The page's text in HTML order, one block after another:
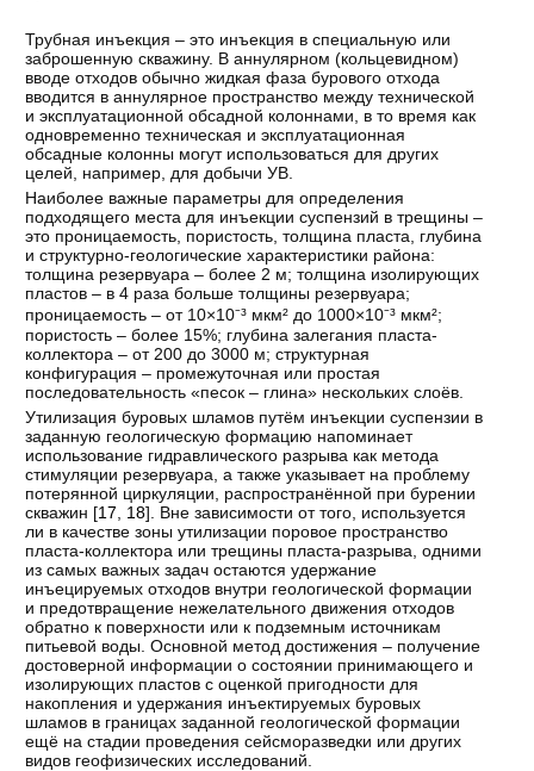
Трубная инъекция – это инъекция в специальную или
заброшенную скважину. В аннулярном (кольцевидном)
вводе отходов обычно жидкая фаза бурового отхода
вводится в аннулярное пространство между технической
и эксплуатационной обсадной колоннами, в то время как
одновременно техническая и эксплуатационная
обсадные колонны могут использоваться для других
целей, например, для добычи УВ.
Наиболее важные параметры для определения
подходящего места для инъекции суспензий в трещины –
это проницаемость, пористость, толщина пласта, глубина
и структурно-геологические характеристики района:
толщина резервуара – более 2 м; толщина изолирующих
пластов – в 4 раза больше толщины резервуара;
проницаемость – от 10×10⁻³ мкм² до 1000×10⁻³ мкм²;
пористость – более 15%; глубина залегания пласта-
коллектора – от 200 до 3000 м; структурная
конфигурация – промежуточная или простая
последовательность «песок – глина» нескольких слоёв.
Утилизация буровых шламов путём инъекции суспензии в
заданную геологическую формацию напоминает
использование гидравлического разрыва как метода
стимуляции резервуара, а также указывает на проблему
потерянной циркуляции, распространённой при бурении
скважин [17 18]. Вне зависимости от того, используется
ли в качестве зоны утилизации поровое пространство
пласта-коллектора или трещины пласта-разрыва, одними
из самых важных задач остаются удержание
инъецируемых отходов внутри геологической формации
и предотвращение нежелательного движения отходов
обратно к поверхности или к подземным источникам
питьевой воды. Основной метод достижения – получение
достоверной информации о состоянии принимающего и
изолирующих пластов с оценкой пригодности для
накопления и удержания инъектируемых буровых
шламов в границах заданной геологической формации
ещё на стадии проведения сейсморазведки или других
видов геофизических исследований.